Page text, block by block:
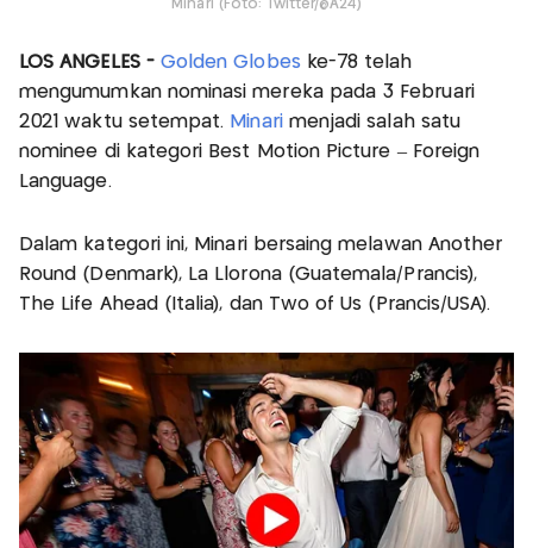
Minari (Foto: Twitter/@A24)
LOS ANGELES - Golden Globeske-78 telah
mengumumkan nominasi mereka pada 3 Februari
2021 waktu setempat. Minari menjadi salah satu
nominee di kategori Best Motion Picture – Foreign
Language.
Dalam kategori ini, Minari bersaing melawan Another
Round (Denmark), La Llorona (Guatemala/Prancis),
The Life Ahead (Italia), dan Two of Us (Prancis/USA).